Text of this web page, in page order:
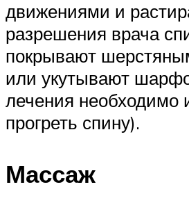
движениями и
разрешения врача
покрывают
или укутывают
лечения необходимо
прогреть спину).
Массаж